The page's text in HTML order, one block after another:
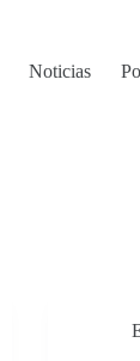
Noticias